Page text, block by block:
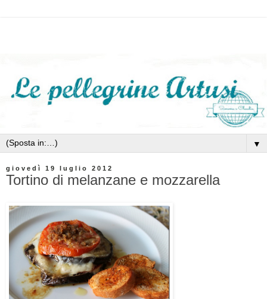
▼
giovedì 19 luglio 2012
Tortino di melanzane e mozzarella